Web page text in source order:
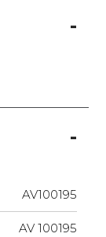
AV100195
AV 100195